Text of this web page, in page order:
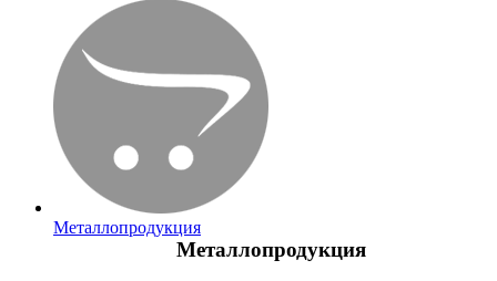
Металлопродукция
Металлопродукция